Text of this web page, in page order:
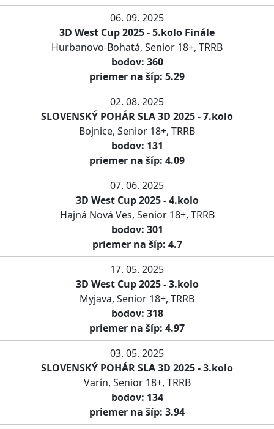
06. 09. 2025
3D West Cup 2025 - 5.kolo Finále
Hurbanovo-Bohatá, Senior 18+, TRRB
bodov: 360
priemer na šíp: 5.29
02. 08. 2025
SLOVENSKÝ POHÁR SLA 3D 2025 - 7.kolo
Bojnice, Senior 18+, TRRB
bodov: 131
priemer na šíp: 4.09
07. 06. 2025
3D West Cup 2025 - 4.kolo
Hajná Nová Ves, Senior 18+, TRRB
bodov: 301
priemer na šíp: 4.7
17. 05. 2025
3D West Cup 2025 - 3.kolo
Myjava, Senior 18+, TRRB
bodov: 318
priemer na šíp: 4.97
03. 05. 2025
SLOVENSKÝ POHÁR SLA 3D 2025 - 3.kolo
Varín, Senior 18+, TRRB
bodov: 134
priemer na šíp: 3.94